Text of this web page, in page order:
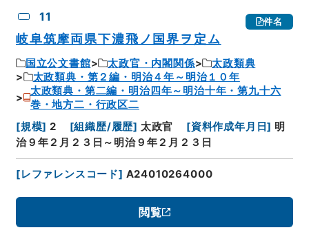
11 件名
岐阜筑摩両県下濃飛ノ国界ヲ定ム
国立公文書館 太政官・内閣関係
太政類典
太政類典・第２編・明治４年～明治１０年
太政類典・第二編・明治四年～明治十年・第九十六
巻・地方二・行政区二
[規模] 2 [組織歴/履歴] 太政官 [資料作成年月日] 明
治９年２月２３日～明治９年２月２３日
[レファレンスコード] A24010264000
閲覧